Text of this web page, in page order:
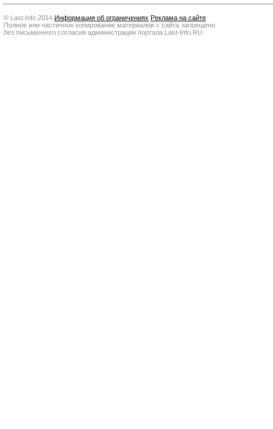
© Last Info 2014 Информация об ограничениях Реклама на сайте
Полное или частичное копирование материалов с сайта запрещено
без письменного согласия администрации портала Last-Info.RU